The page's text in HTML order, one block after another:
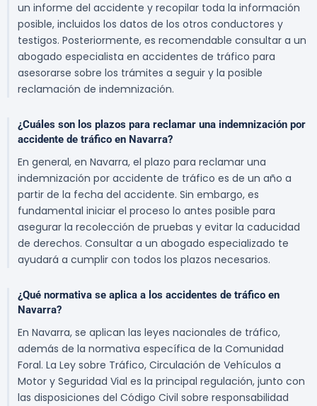
un informe del accidente y recopilar toda la información
posible, incluidos los datos de los otros conductores y
testigos. Posteriormente, es recomendable consultar a un
abogado especialista en accidentes de tráfico para
asesorarse sobre los trámites a seguir y la posible
reclamación de indemnización.
¿Cuáles son los plazos para reclamar una indemnización por
accidente de tráfico en Navarra?
En general, en Navarra, el plazo para reclamar una
indemnización por accidente de tráfico es de un año a
partir de la fecha del accidente. Sin embargo, es
fundamental iniciar el proceso lo antes posible para
asegurar la recolección de pruebas y evitar la caducidad
de derechos. Consultar a un abogado especializado te
ayudará a cumplir con todos los plazos necesarios.
¿Qué normativa se aplica a los accidentes de tráfico en
Navarra?
En Navarra, se aplican las leyes nacionales de tráfico,
además de la normativa específica de la Comunidad
Foral. La Ley sobre Tráfico, Circulación de Vehículos a
Motor y Seguridad Vial es la principal regulación, junto con
las disposiciones del Código Civil sobre responsabilidad